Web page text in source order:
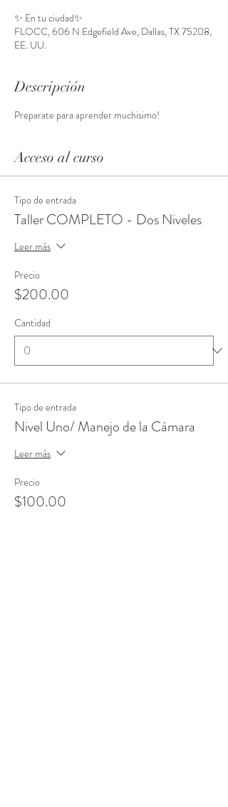
✨ En tu ciudad✨
FLOCC, 606 N Edgefield Ave, Dallas, TX 75208,
EE. UU.
Descripción
Preparate para aprender muchisimo!
Acceso al curso
Tipo de entrada
Taller COMPLETO - Dos Niveles
Leer más
Precio
$200.00
Cantidad
Tipo de entrada
Nivel Uno/ Manejo de la Cámara
Leer más
Precio
$100.00